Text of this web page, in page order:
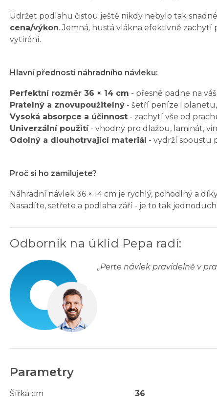
Udržet podlahu čistou ještě nikdy nebylo tak
cena/výkon. Jemná, hustá vlákna efektivně zachytí
vytírání.
Hlavní přednosti náhradního návleku:
Perfektní rozměr 36 × 14 cm - přesně padne na
Pratelný a znovupoužitelný - šetří peníze i
Vysoká absorpce a účinnost - zachytí vše od
Univerzální použití- vhodný pro dlažbu, laminát,
Odolný a dlouhotrvající materiál - vydrží spoustu
Proč si ho zamilujete?
Náhradní návlek 36 × 14 cm je rychlý, pohodlný a
Nasadíte, setřete a podlaha září - je to tak
Odborník na úklid Pepa radí:
„Perte návlek pravidelně v
Parametry
Šířka cm
36